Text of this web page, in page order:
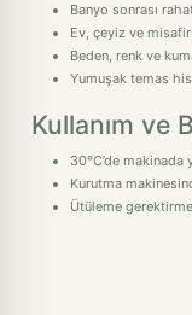
Banyo sonrası
Ev, çeyiz ve
Beden, renk ve
Yumuşak temas
Kullanım ve
30°C’de makinada
Kurutma
Ütüleme